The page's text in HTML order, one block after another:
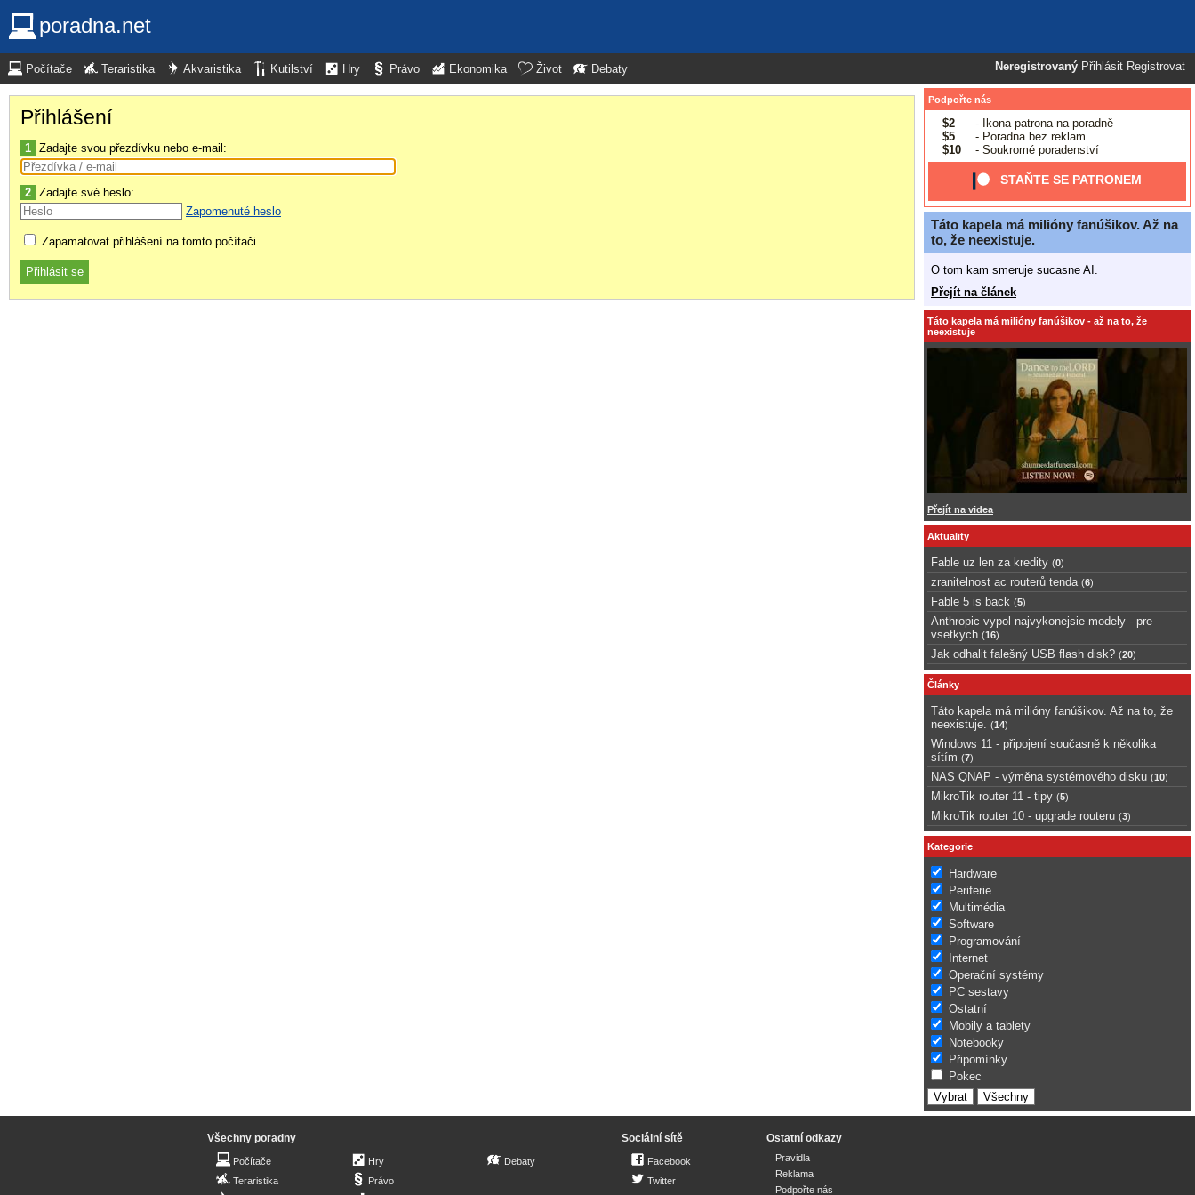
poradna.net
Neregistrovaný Přihlásit Registrovat
Počítače Teraristika Akvaristika Kutilství Hry Právo Ekonomika Život Debaty
Přihlášení
1 Zadajte svou přezdívku nebo e-mail:
2 Zadajte své heslo:
Zapomenuté heslo
Zapamatovat přihlášení na tomto počítači
Podpořte nás
$2
- Ikona patrona na poradně
$5
- Poradna bez reklam
$10
- Soukromé poradenství
STAŇTE SE PATRONEM
Táto kapela má milióny fanúšikov. Až na
to, že neexistuje.
O tom kam smeruje sucasne AI.
Přejít na článek
Táto kapela má milióny fanúšikov - až na to, že
neexistuje
Přejít na videa
Aktuality
Fable uz len za kredity (0)
zranitelnost ac routerů tenda (6)
Fable 5 is back (5)
Anthropic vypol najvykonejsie modely - pre
vsetkych (16)
Jak odhalit falešný USB flash disk? (20)
Články
Táto kapela má milióny fanúšikov. Až na to, že
neexistuje.
(14)
Windows 11 - připojení současně k několika
sítím (7)
NAS QNAP - výměna systémového disku (10)
MikroTik router 11 - tipy (5)
MikroTik router 10 - upgrade routeru (3)
Kategorie
Hardware
Periferie
Multimédia
Software
Programování
Internet
Operační systémy
PC sestavy
Ostatní
Mobily a tablety
Notebooky
Připomínky
Pokec
Všechny poradny
Počítače
Teraristika
Hry
Právo
Debaty
Sociální sítě
Facebook
Twitter
Ostatní odkazy
Pravidla
Reklama
Podpořte nás